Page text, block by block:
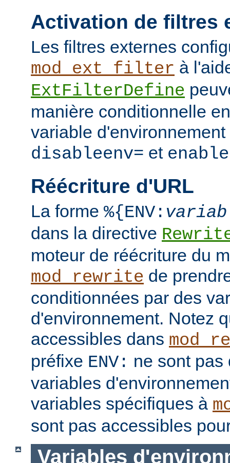
Activation de filtres
Les filtres externes
mod_ext_filter à
ExtFilterDefine
manière conditionnelle
variable
disableenv= et
Réécriture d'URL
La forme %{ENV:
dans la directive
moteur de réécriture du
mod_rewrite de
conditionnées par des
d'environnement. Notez
accessibles dans
préfixe ENV: ne sont pas
variables
variables spécifiques à
sont pas accessibles
Variables